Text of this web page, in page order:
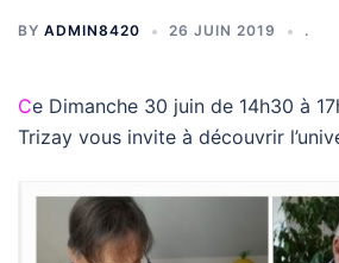
BY ADMIN8420 26 JUIN 2019 .
Ce Dimanche 30 juin de 14h30 à
Trizay vous invite à découvrir